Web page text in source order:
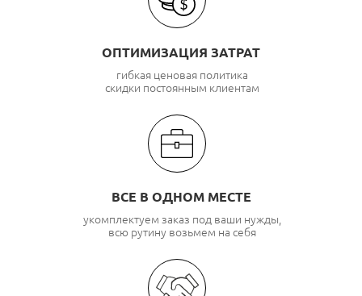
ОПТИМИЗАЦИЯ ЗАТРАТ
гибкая ценовая политика
скидки постоянным клиентам
ВСЕ В ОДНОМ МЕСТЕ
укомплектуем заказ под ваши нужды,
всю рутину возьмем на себя